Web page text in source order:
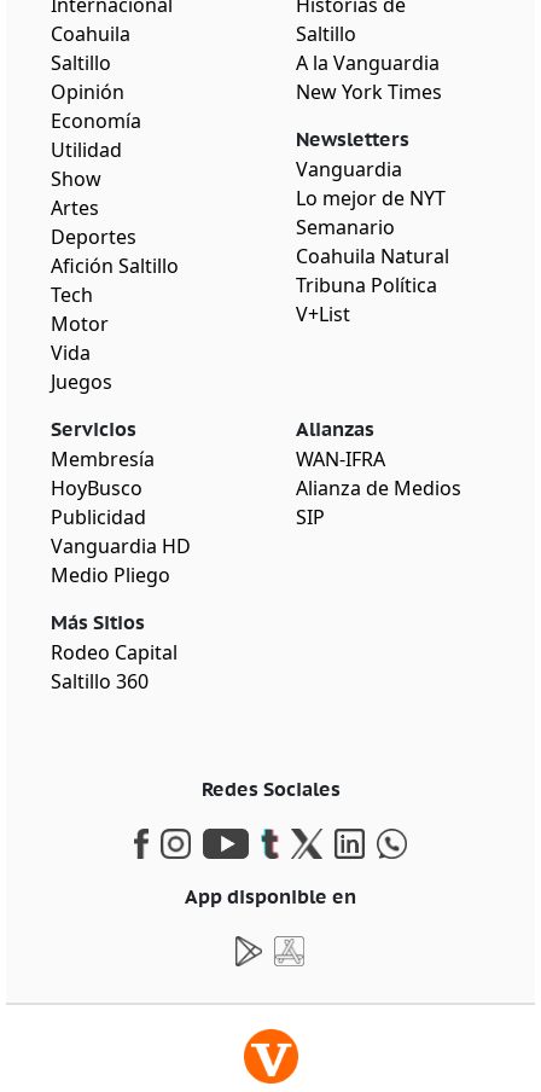
Coahuila
Saltillo
Opinión
Economía
Utilidad
Show
Artes
Deportes
Afición Saltillo
Tech
Motor
Vida
Juegos
Saltillo
A la Vanguardia
New York Times
Newsletters
Vanguardia
Lo mejor de NYT
Semanario
Coahuila Natural
Tribuna Política
V+List
Servicios
Membresía
HoyBusco
Publicidad
Vanguardia HD
Medio Pliego
Más Sitios
Rodeo Capital
Saltillo 360
Alianzas
WAN-IFRA
Alianza de Medios
SIP
Redes Sociales
App disponible en